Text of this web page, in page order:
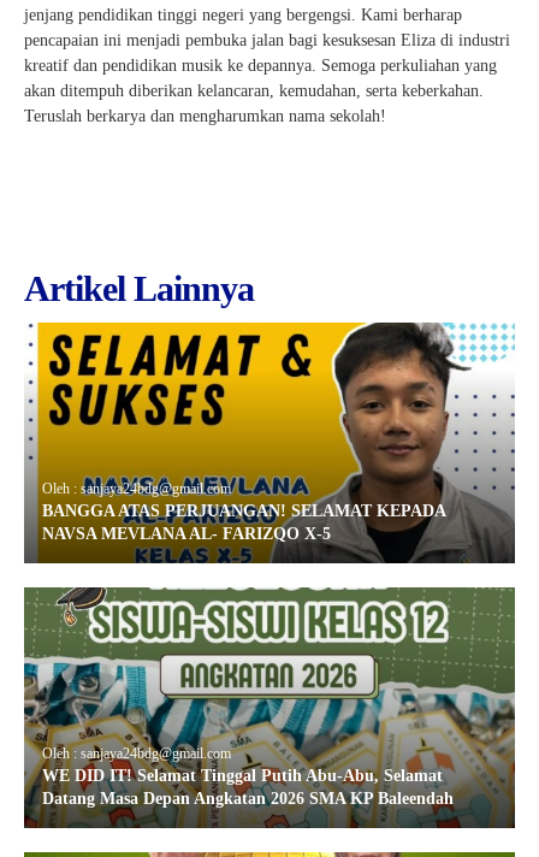
jenjang pendidikan tinggi negeri yang bergengsi. Kami berharap
pencapaian ini menjadi pembuka jalan bagi kesuksesan Eliza di industri
kreatif dan pendidikan musik ke depannya. Semoga perkuliahan yang
akan ditempuh diberikan kelancaran, kemudahan, serta keberkahan.
Teruslah berkarya dan mengharumkan nama sekolah!
Artikel Lainnya
Oleh : sanjaya24bdg@gmail.com
BANGGA ATAS PERJUANGAN! SELAMAT KEPADA
NAVSA MEVLANA AL- FARIZQO X-5
Oleh : sanjaya24bdg@gmail.com
WE DID IT! Selamat Tinggal Putih Abu-Abu, Selamat
Datang Masa Depan Angkatan 2026 SMA KP Baleendah